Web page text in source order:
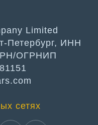
Limited
Петербург, ИНН
ОГРНИП
сетях